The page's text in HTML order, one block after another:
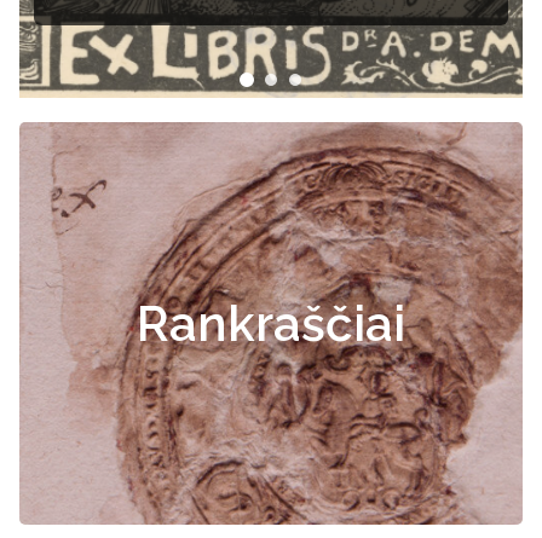
Rankraščiai